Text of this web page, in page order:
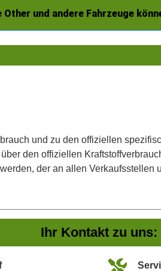
Other und andere Fahrzeuge
und zu den offiziellen
den offiziellen
der an allen Verkaufsstellen
Ihr Kontakt zu uns: